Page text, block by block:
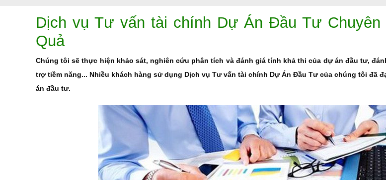
Dịch vụ Tư vấn tài chính Dự Án Đầu Tư Chuyên
Quả
Chúng tôi sẽ thực hiện khảo sát, nghiên cứu phân tích và đánh giá tính khả thi của dự án đầu tư,
trợ tiềm năng... Nhiều khách hàng sử dụng Dịch vụ Tư vấn tài chính Dự Án Đầu Tư của chúng tôi đã
án đầu tư.